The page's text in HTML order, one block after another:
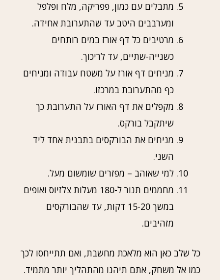
מתבלים עם כמון, פפריקה, מלח ופלפל
ומערבבים היטב עד שהתערובת אחידה.
מרטיבים כל דף אורז במים רותחים
כשנייה-שתיים, עד לריכוך.
מניחים דף אורז על משטח עבודה ומניחים
כף מהתערובת במרכזו.
מקפלים את דף האורז על התערובת כך
שיתקבל בורקס.
מניחים את הבורקסים בתבנית אחד ליד
השני.
למי שאוהב – מפזרים שומשום מעל.
מחממים תנור ל-180 מעלות צלזיוס ואופים
במשך 15-20 דקות, עד שהבורקסים
מזהיבים.
כל שלב כאן הוא מלאכת מחשבת, ואם תתייחסו לכך
כמו אל משחק, אתם תיהנו מהתהליך יותר מתמיד.